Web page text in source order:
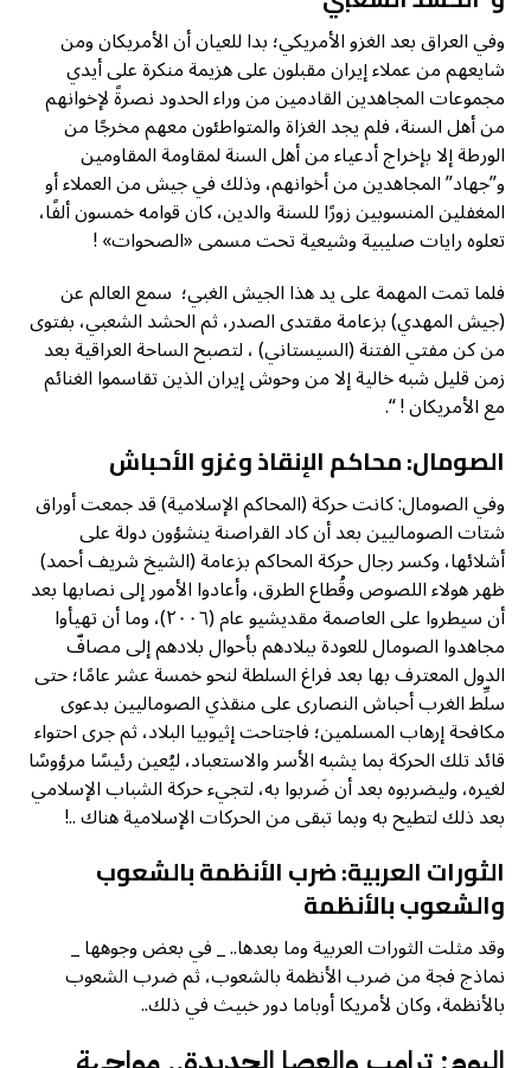
وفي العراق بعد الغزو الأمريكي؛ بدا للعيان أن الأمريكان ومن
شايعهم من عملاء إيران مقبلون على هزيمة منكرة على أيدي
مجموعات المجاهدين القادمين من وراء الحدود نصرةً لإخوانهم
من أهل السنة، فلم يجد الغزاة والمتواطئون معهم مخرجًا من
الورطة إلا بإخراج أدعياء من أهل السنة لمقاومة المقاومين
و”جهاد” المجاهدين من أخوانهم، وذلك في جيش من العملاء أو
المغفلين المنسوبين زورًا للسنة والدين، كان قوامه خمسون ألفًا،
تعلوه رايات صليبية وشيعية تحت مسمى «الصحوات» !
فلما تمت المهمة على يد هذا الجيش الغبي؛ سمع العالم عن
(جيش المهدي) بزعامة مقتدى الصدر، ثم الحشد الشعبي، بفتوى
من كن مفتي الفتنة (السيستاني) ، لتصبح الساحة العراقية بعد
زمن قليل شبه خالية إلا من وحوش إيران الذين تقاسموا الغنائم
مع الأمريكان ! “.
الصومال: محاكم الإنقاذ وغزو الأحباش
وفي الصومال: كانت حركة (المحاكم الإسلامية) قد جمعت أوراق
شتات الصوماليين بعد أن كاد القراصنة ينشؤون دولة على
أشلائها، وكسر رجال حركة المحاكم بزعامة (الشيخ شريف أحمد)
ظهر هولاء اللصوص وقُطاع الطرق، وأعادوا الأمور إلى نصابها بعد
أن سيطروا على العاصمة مقديشيو عام (٢٠٠٦)، وما أن تهيأوا
مجاهدوا الصومال للعودة ببلادهم بأحوال بلادهم إلى مصافّ
الدول المعترف بها بعد فراغ السلطة لنحو خمسة عشر عامًا؛ حتى
سلِّط الغرب أحباش النصارى على منقذي الصوماليين بدعوى
مكافحة إرهاب المسلمين؛ فاجتاحت إثيوبيا البلاد، ثم جرى احتواء
قائد تلك الحركة بما يشبه الأسر والاستعباد، ليُعين رئيسًا مرؤوسًا
لغيره، وليضربوه بعد أن ضَربوا به، لتجيء حركة الشباب الإسلامي
بعد ذلك لتطيح به وبما تبقى من الحركات الإسلامية هناك ..!
الثورات العربية: ضرب الأنظمة بالشعوب
والشعوب بالأنظمة
وقد مثلت الثورات العربية وما بعدها.. _ في بعض وجوهها _
نماذج فجة من ضرب الأنظمة بالشعوب، ثم ضرب الشعوب
بالأنظمة، وكان لأمريكا أوباما دور خبيث في ذلك..